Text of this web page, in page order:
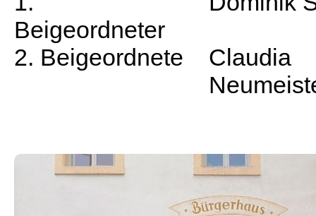
Beigeordneter
2. Beigeordnete Claudia